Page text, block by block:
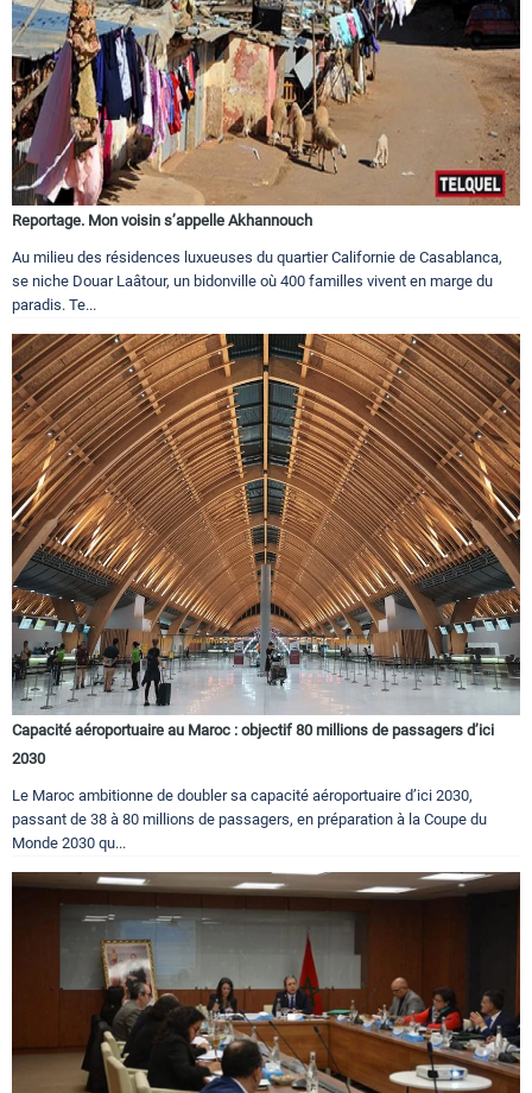
Reportage. Mon voisin s’appelle Akhannouch
Au milieu des résidences luxueuses du quartier Californie de Casablanca,
se niche Douar Laâtour, un bidonville où 400 familles vivent en marge du
paradis. Te...
Capacité aéroportuaire au Maroc : objectif 80 millions de passagers d’ici
2030
Le Maroc ambitionne de doubler sa capacité aéroportuaire d’ici 2030,
passant de 38 à 80 millions de passagers, en préparation à la Coupe du
Monde 2030 qu...